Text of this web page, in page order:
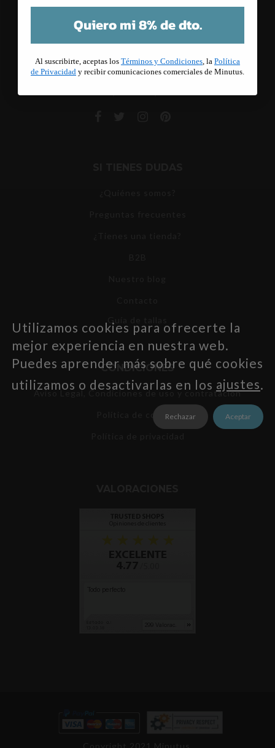
C/ Cuba 5
CONDICIONES
Aviso Legal, Condiciones de uso y contratación
Política de cookies
Utilizamos cookies para ofrecerte la
mejor experiencia en nuestra web.
Puedes aprender más sobre qué cookies
utilizamos o desactivarlas en los ajustes.
Aceptar
Rechazar
Quiero mi 8% de dto.
Al suscribirte, aceptas los Términos y Condiciones , la Política
de Privacidad y recibir comunicaciones comerciales de Minutus.